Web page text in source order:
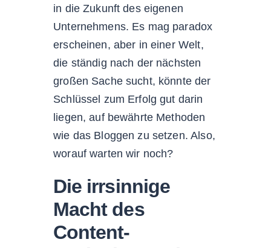
in die Zukunft des eigenen
Unternehmens. Es mag paradox
erscheinen, aber in einer Welt,
die ständig nach der nächsten
großen Sache sucht, könnte der
Schlüssel zum Erfolg gut darin
liegen, auf bewährte Methoden
wie das Bloggen zu setzen. Also,
worauf warten wir noch?
Die irrsinnige
Macht des
Content-